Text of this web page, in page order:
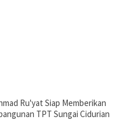
Ru'yat Siap Memberikan
TPT Sungai Cidurian